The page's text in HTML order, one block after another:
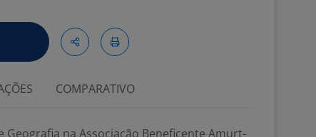
COMPARATIVO
na Associação Beneficente Amurt-